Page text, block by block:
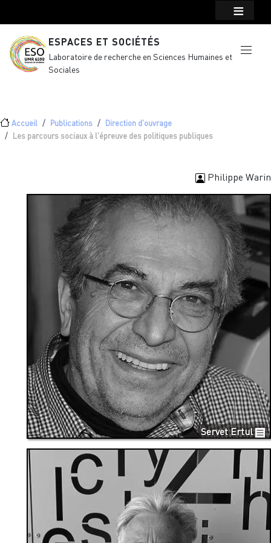
ESPACES ET SOCIÉTÉS
Laboratoire de recherche en Sciences Humaines et
Sociales
Fil d'Ariane
Accueil Publications
Direction d'ouvrage
Les parcours sociaux à l'épreuve des politiques publiques
Philippe Warin
Servet Ertul